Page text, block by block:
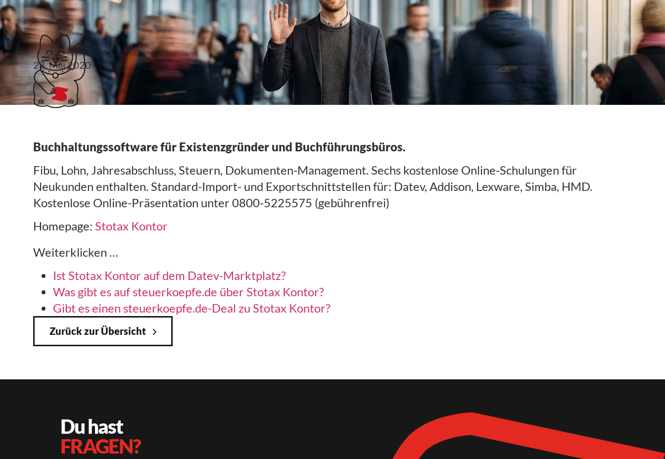
Stotax Kontor
28. Mai 2020
Buchhaltungssoftware für Existenzgründer und Buchführungsbüros.
Fibu, Lohn, Jahresabschluss, Steuern, Dokumenten-Management. Sechs kostenlose Online-Schulungen für
Neukunden enthalten. Standard-Import- und Exportschnittstellen für: Datev, Addison, Lexware, Simba, HMD.
Kostenlose Online-Präsentation unter 0800-5225575 (gebührenfrei)
Homepage: Stotax Kontor
Weiterklicken …
Ist Stotax Kontor auf dem Datev-Marktplatz?
Was gibt es auf steuerkoepfe.de über Stotax Kontor?
Gibt es einen steuerkoepfe.de-Deal zu Stotax Kontor?
Zurück zur Übersicht
Du hast
FRAGEN?